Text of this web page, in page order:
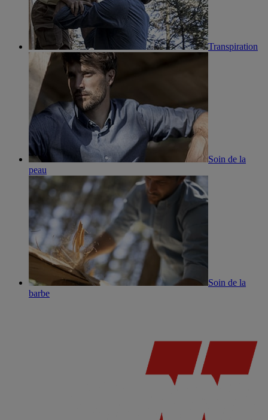
Transpiration
Soin de la
peau
Soin de la
barbe